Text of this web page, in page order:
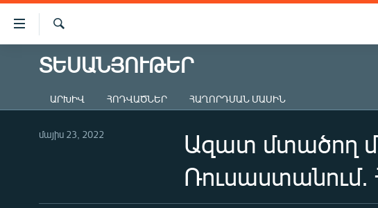
Մատչելիության
հղումներ
հիմնական
մենյուին
ԱԶԱՏՈՒԹՅՈՒՆ TV
ՔԱՂԱՔԱԿԱՆ
ԸՆՏՐՈՒԹՅՈՒՆՆԵՐ 2026
ՏԵՍԱՆՅՈՒԹԵՐ
ԱՐԽԻՎ ՀՈԴՎԱԾՆԵՐ ՀԱՂՈՐԴՄԱՆ ՄԱՍԻՆ
Ազատ մտածող
մայիս 23, 2022